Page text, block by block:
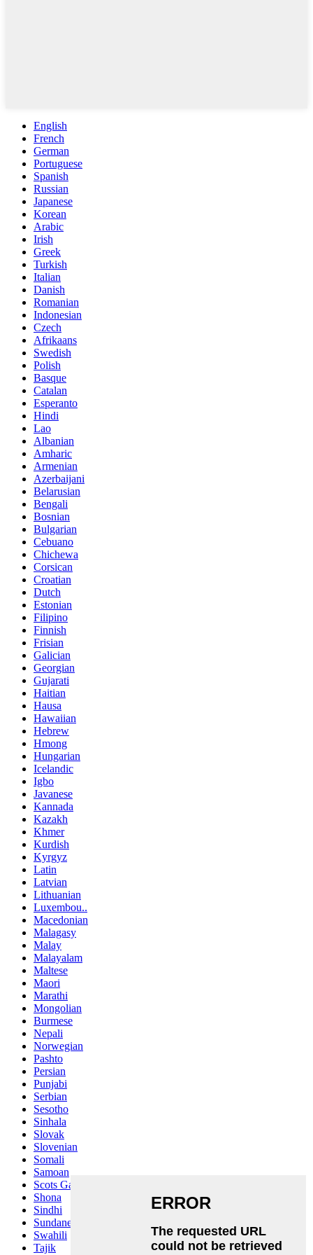
English
French
German
Portuguese
Spanish
Russian
Japanese
Korean
Arabic
Irish
Greek
Turkish
Italian
Danish
Romanian
Indonesian
Czech
Afrikaans
Swedish
Polish
Basque
Catalan
Esperanto
Hindi
Lao
Albanian
Amharic
Armenian
Azerbaijani
Belarusian
Bengali
Bosnian
Bulgarian
Cebuano
Chichewa
Corsican
Croatian
Dutch
Estonian
Filipino
Finnish
Frisian
Galician
Georgian
Gujarati
Haitian
Hausa
Hawaiian
Hebrew
Hmong
Hungarian
Icelandic
Igbo
Javanese
Kannada
Kazakh
Khmer
Kurdish
Kyrgyz
Latin
Latvian
Lithuanian
Luxembou..
Macedonian
Malagasy
Malay
Malayalam
Maltese
Maori
Marathi
Mongolian
Burmese
Nepali
Norwegian
Pashto
Persian
Punjabi
Serbian
Sesotho
Sinhala
Slovak
Slovenian
Somali
Samoan
Scots Gaelic
Shona
Sindhi
Sundanese
Swahili
Tajik